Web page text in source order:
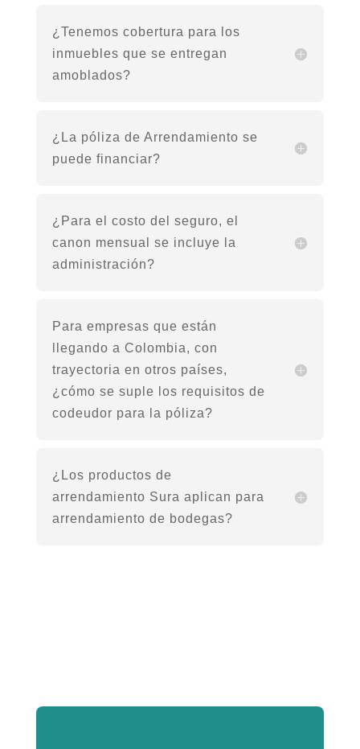
¿Tenemos cobertura para los
inmuebles que se entregan
amoblados?
¿La póliza de Arrendamiento se
puede financiar?
¿Para el costo del seguro, el
canon mensual se incluye la
administración?
Para empresas que están
llegando a Colombia, con
trayectoria en otros países,
¿cómo se suple los requisitos de
codeudor para la póliza?
¿Los productos de
arrendamiento Sura aplican para
arrendamiento de bodegas?